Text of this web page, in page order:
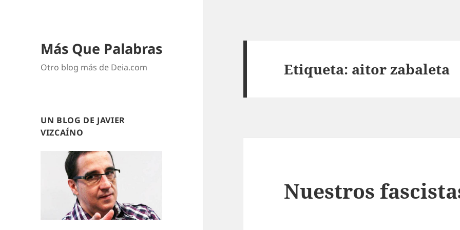
Más Que Palabras
Otro blog más de Deia.com
UN BLOG DE JAVIER
VIZCAÍNO
Etiqueta: aitor zabaleta
Nuestros